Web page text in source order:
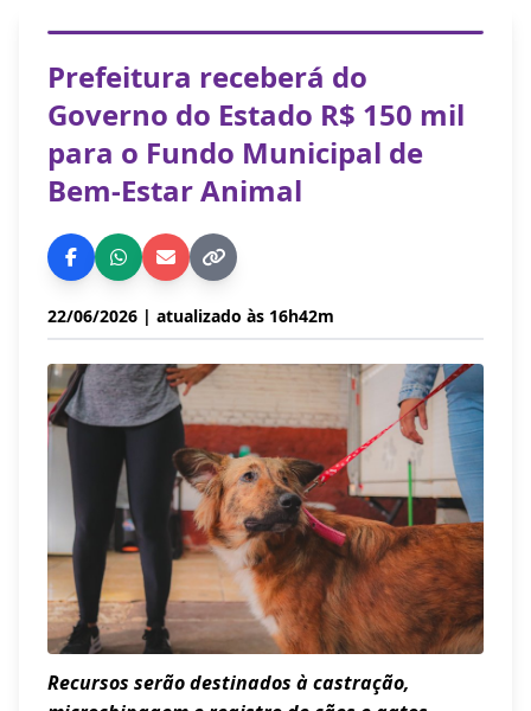
Prefeitura receberá do
Governo do Estado R$ 150 mil
para o Fundo Municipal de
Bem-Estar Animal
22/06/2026 | atualizado às 16h42m
Recursos serão destinados à castração,